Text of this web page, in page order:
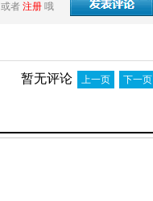
或者 注册 哦
暂无评论 上一页 下一页